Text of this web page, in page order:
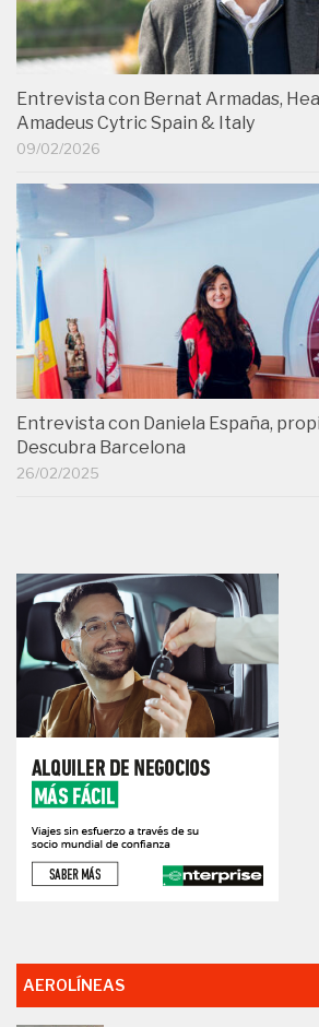
Entrevista con Bernat Armadas,
Amadeus Cytric Spain & Italy
09/02/2026
Entrevista con Daniela España,
Descubra Barcelona
26/02/2025
AEROLÍNEAS